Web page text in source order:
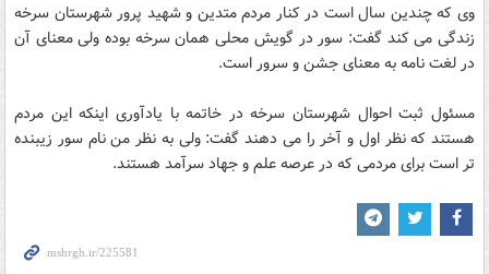
وی که چندین سال است در کنار مردم متدین و شهید پرور شهرستان سرخه
زندگی می کند گفت: سور در گویش محلی همان سرخه بوده ولی معنای آن
در لغت نامه به معنای جشن و سرور است.
مسئول ثبت احوال شهرستان سرخه در خاتمه با یادآوری اینکه این مردم
هستند که نظر اول و آخر را می دهند گفت: ولی به نظر من نام سور زیبنده
تر است برای مردمی که در عرصه علم و جهاد سرآمد هستند.